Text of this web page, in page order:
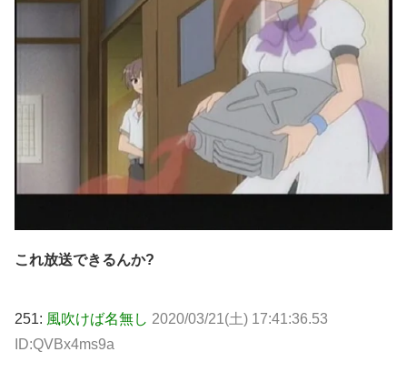
これ放送できるんか?
251: 風吹けば名無し 2020/03/21(土) 17:41:36.53
ID:QVBx4ms9a